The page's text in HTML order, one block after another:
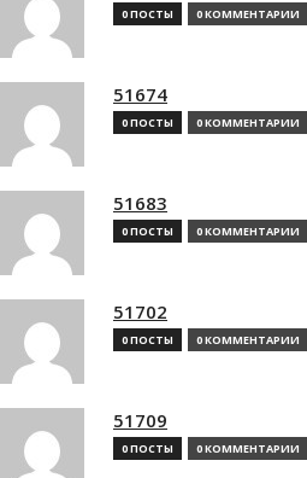
0 ПОСТЫ 0 КОММЕНТАРИИ
51674
0 ПОСТЫ 0 КОММЕНТАРИИ
51683
0 ПОСТЫ 0 КОММЕНТАРИИ
51702
0 ПОСТЫ 0 КОММЕНТАРИИ
51709
0 ПОСТЫ 0 КОММЕНТАРИИ